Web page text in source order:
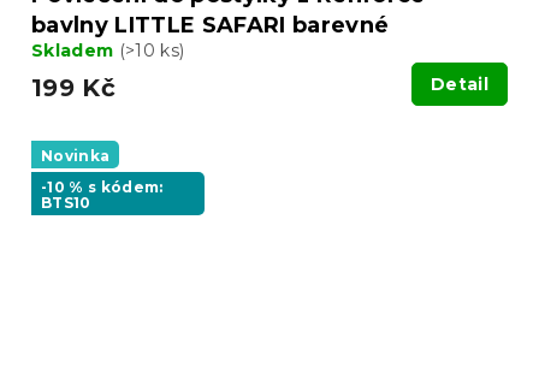
bavlny LITTLE SAFARI barevné
Skladem (>10 ks)
199 Kč Detail
Novinka
-10 % s kódem:
BTS10